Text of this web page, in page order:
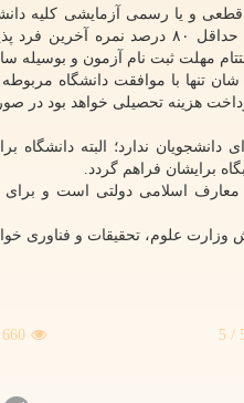
قطعی و یا رسمی آزمایشی کلیه
عالی (دولتی و غیردولتی) و همین طور دانشگاه آزاد اسلامی،
مهلت ثبت نام آزمون و بوسیله
تنها با موافقت دانشگاه
هزینه تحصیلی خواهد بود در
ندارد؛ البته دانشگاه
برایشان فراهم گردد.
اسلامی دولتی است و برای
علوم، تحقیقات و فناوری
/ 5
660